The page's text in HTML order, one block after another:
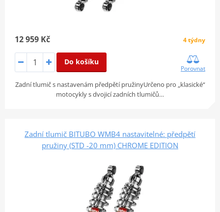
12 959 Kč 4 týdny
Do košíku
Porovnat
Zadní tlumič s nastavenám předpětí pružinyUrčeno pro „klasické“
motocykly s dvojicí zadních tlumičů…
Zadní tlumič BITUBO WMB4 nastavitelné: předpětí
pružiny (STD -20 mm) CHROME EDITION